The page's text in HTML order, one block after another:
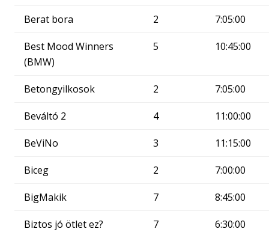
Berat bora 2 7:05:00
Best Mood Winners
(BMW)
5 10:45:00
Betongyilkosok 2 7:05:00
Beváltó 2 4 11:00:00
BeViNo 3 11:15:00
Biceg 2 7:00:00
BigMakik 7 8:45:00
Biztos jó ötlet ez? 7 6:30:00